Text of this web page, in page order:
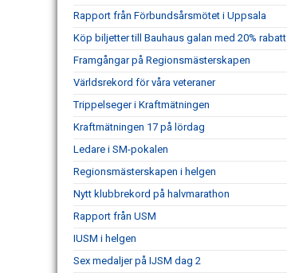
Rapport från Förbundsårsmötet i Uppsala
Köp biljetter till Bauhaus galan med 20% rabatt
Framgångar på Regionsmästerskapen
Världsrekord för våra veteraner
Trippelseger i Kraftmätningen
Kraftmätningen 17 på lördag
Ledare i SM-pokalen
Regionsmästerskapen i helgen
Nytt klubbrekord på halvmarathon
Rapport från USM
IUSM i helgen
Sex medaljer på IJSM dag 2